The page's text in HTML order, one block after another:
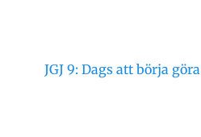
JGJ 9: Dags att börja